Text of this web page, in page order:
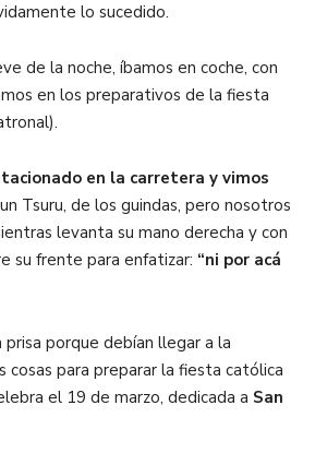
lo sucedido.
de la noche, íbamos en coche, con
en los preparativos de la fiesta
en la carretera y vimos
Tsuru, de los guindas, pero nosotros
levanta su mano derecha y con
su frente para enfatizar: “ni por acá
porque debían llegar a la
cosas para preparar la fiesta católica
el 19 de marzo, dedicada a San